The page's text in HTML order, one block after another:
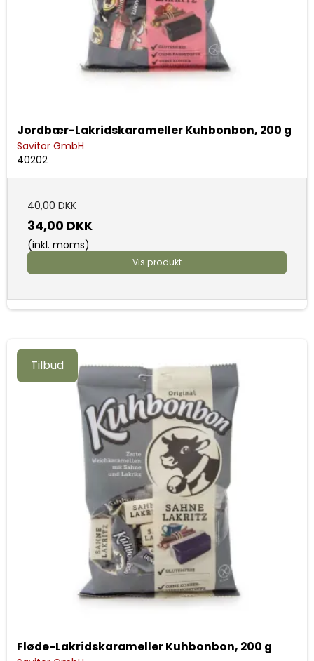
Jordbær-Lakridskarameller Kuhbonbon, 200 g
Savitor GmbH
40202
40,00 DKK
34,00 DKK
(inkl. moms)
Vis produkt
Tilbud
Fløde-Lakridskarameller Kuhbonbon, 200 g